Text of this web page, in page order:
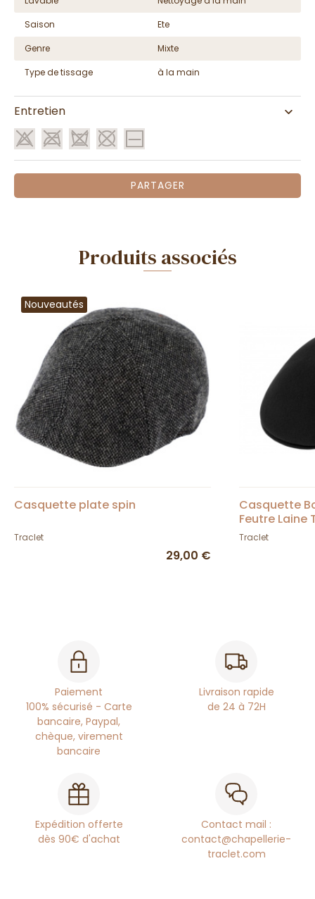
Saison
Ete
Genre
Mixte
Type de tissage
à la main
Entretien
PARTAGER
Produits associés
Nouveautés
Casquette plate spin
Traclet
29,00 €
Casquette
Feutre Laine
Traclet
Paiement
100% sécurisé - Carte
bancaire, Paypal,
chèque, virement
bancaire
Livraison rapide
de 24 à 72H
Expédition offerte
dès 90€ d'achat
Contact mail :
contact@chapellerie-
traclet.com